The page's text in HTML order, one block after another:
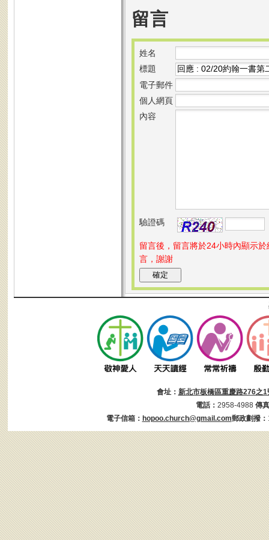
留言
姓名
標題
電子郵件
個人網頁
內容
驗證碼
留言後，留言將於24小時內顯示
言，謝謝
會址： 新北市板橋區重慶路276之1
電話： 2958-4988 傳
電子信箱： hopoo.church@gmail.com郵政劃撥：